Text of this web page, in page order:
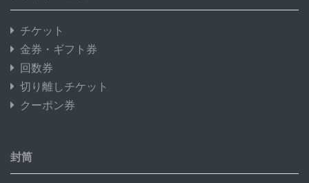
チケット
金券・ギフト券
回数券
切り離しチケット
クーポン券
封筒